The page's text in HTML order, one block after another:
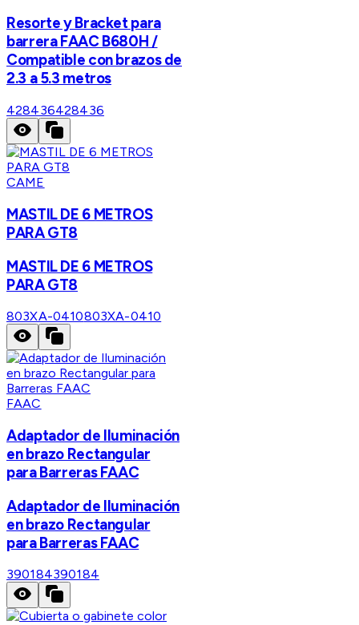
Resorte y Bracket para
barrera FAAC B680H /
Compatible con brazos de
2.3 a 5.3 metros
428436428436
CAME
MASTIL DE 6 METROS
PARA GT8
MASTIL DE 6 METROS
PARA GT8
803XA-0410803XA-0410
FAAC
Adaptador de Iluminación
en brazo Rectangular
para Barreras FAAC
Adaptador de Iluminación
en brazo Rectangular
para Barreras FAAC
390184390184